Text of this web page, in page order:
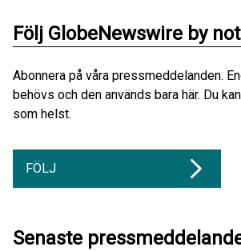
Följ GlobeNewswire by
Abonnera på våra pressmeddelanden.
behövs och den används bara här. Du
som helst.
FÖLJ
Senaste